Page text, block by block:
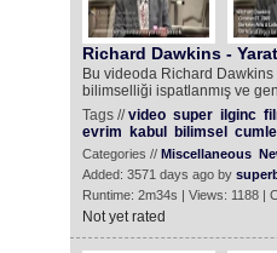
Richard Dawkins -
Bu videoda Richard Dawkins
bilimselliği ispatlanmış ve
Tags //video super ilginc
evrim
kabul bilimsel cumle
Categories // Miscellaneous
Added: 3571 days ago by
Runtime: 2m34s | Views: 1188 |
Not yet rated